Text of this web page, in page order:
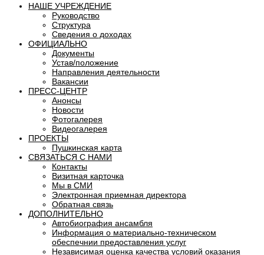
НАШЕ УЧРЕЖДЕНИЕ
Руководство
Структура
Сведения о доходах
ОФИЦИАЛЬНО
Документы
Устав/положение
Направления деятельности
Вакансии
ПРЕСС-ЦЕНТР
Анонсы
Новости
Фотогалерея
Видеогалерея
ПРОЕКТЫ
Пушкинская карта
СВЯЗАТЬСЯ С НАМИ
Контакты
Визитная карточка
Мы в СМИ
Электронная приемная директора
Обратная связь
ДОПОЛНИТЕЛЬНО
Автобиография ансамбля
Информация о материально-техническом
обеспечнии предоставления услуг
Независимая оценка качества условий оказания